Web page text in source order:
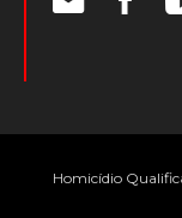
Homicídio